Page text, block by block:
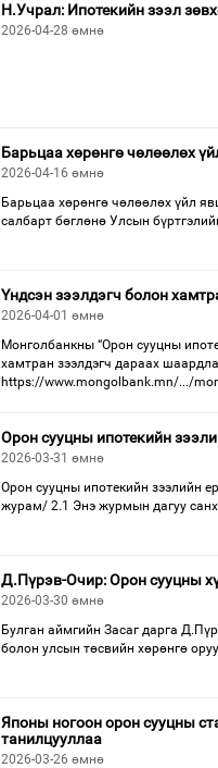
Н.Учрал: Ипотекийн зээл
2026-04-28 өмнө
Барьцаа хөрөнгө чөлөөлөх
2026-04-16 өмнө
Барьцаа хөрөнгө чөлөөлөх үйл
салбарт бөглөнө Улсын
Үндсэн зээлдэгч болон
2026-04-01 өмнө
Монголбанкны “Орон сууцны
хамтран зээлдэгч дараах
https://www.mongolbank.mn/.../
Орон сууцны ипотекийн
2026-03-31 өмнө
Орон сууцны ипотекийн зээлийн
журам/ 2.1 Энэ журмын дагуу
Д.Пүрэв-Очир: Орон сууцны
2026-03-30 өмнө
Булган аймгийн Засаг дарга
болон улсын төсвийн хөрөнгө
Японы ногоон орон сууцны
танилцууллаа
2026-03-26 өмнө